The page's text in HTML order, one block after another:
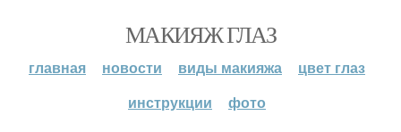
МАКИЯЖ ГЛАЗ
главная новости виды макияжа
цвет глаз
инструкции
фото